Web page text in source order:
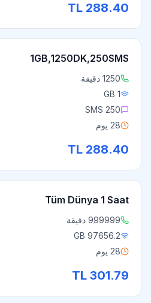
288.40
1GB,1250DK,250SMS
1250 دقيقة
1 GB
250 SMS
28 يوم
288.40
Tüm Dünya 1 Saat
999999 دقيقة
97656.2 GB
28 يوم
301.79